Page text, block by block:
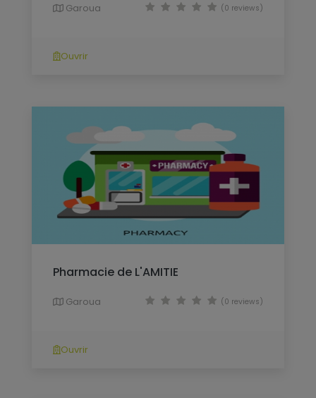
Garoua (0 reviews)
Ouvrir
Pharmacie de L'AMITIE
Garoua (0 reviews)
Ouvrir